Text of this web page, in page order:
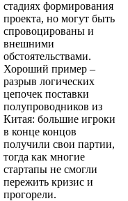
стадиях формирования
проекта, но могут быть
спровоцированы и
внешними
обстоятельствами.
Хороший пример –
разрыв логических
цепочек поставки
полупроводников из
Китая: большие игроки
в конце концов
получили свои партии,
тогда как многие
стартапы не смогли
пережить кризис и
прогорели.